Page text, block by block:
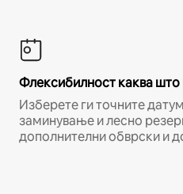
Флексибилност каква што
Изберете ги точните
заминување и лесно
дополнителни обврски и